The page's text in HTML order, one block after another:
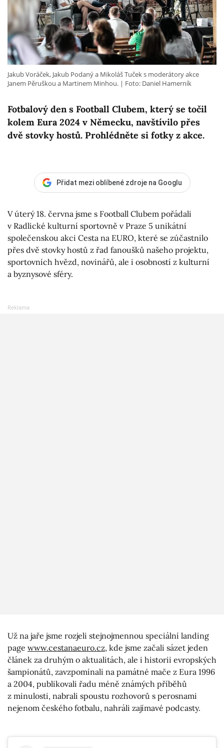
Fotbalový den s Football Clubem, který se točil
kolem Eura 2024 v Německu, navštívilo přes
dvě stovky hostů. Prohlédněte si fotky z akce.
Jakub Voráček, Jakub Podaný a Mikoláš Tuček s moderátory akce
Janem Pěruškou a Martinem Minhou.
Foto: Daniel Hamerník
Přidat mezi oblíbené zdroje na Googlu
V úterý 18. června jsme s Football Clubem pořádali
v Radlické kulturní sportovně v Praze 5 unikátní
společenskou akci Cesta na EURO, které se zúčastnilo
přes dvě stovky hostů z řad fanoušků našeho projektu,
sportovních hvězd, novinářů, ale i osobností z kulturní
a byznysové sféry.
Už na jaře jsme rozjeli stejnojmennou speciální landing
page www.cestanaeuro.cz, kde jsme začali sázet jeden
článek za druhým o aktualitách, ale i historii evropských
šampionátů, zavzpomínali na památné mače z Eura 1996
a 2004, publikovali řadu méně známých příběhů
z minulosti, nabrali spoustu rozhovorů s perosnami
nejenom českého fotbalu, nahráli zajímavé podcasty.